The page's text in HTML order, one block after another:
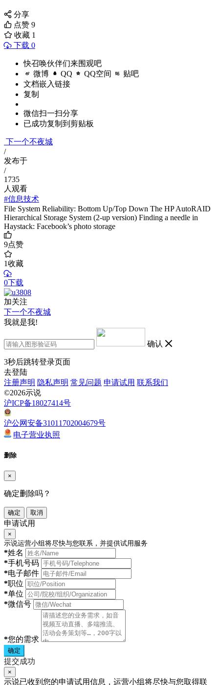
分享
点赞 9
收藏 1
下载 0
快召唤伙伴们来围观吧
微博 QQ QQ空间 贴吧
文档嵌入链接
复制
微信扫一扫分享
已成功复制到剪贴板
下一个不夜城
/
发布于
/
1735
人观看
#信息技术
File System Reliability: Bottom Up/Top Down The HP AutoRAID
Hierarchical Storage System (2-up version) Finding a needle in
Haystack: Facebook’s photo storage
9点赞
1收藏
0下载
加关注
下一个不夜城
我就是我!
确认
3秒后跳转登录页面
去登陆
注册声明 隐私声明 常见问题 申请试用 联系我们
©2026示说
沪ICP备18027414号
沪公网安备31011702004679号
电子营业执照
删除
×
确定删除吗？
确定 取消
申请试用
×
示说运营小组将尽快与您联系，并提供试用服务
*姓名
*手机号码
*电子邮件
*职位
*单位
*微信号
*您的需求
确定
提交成功
×
示说已收到您的申请试用信息，运营小组将尽快与您取得联